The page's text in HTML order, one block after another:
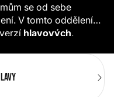
se od sebe
V tomto oddělení
hlavových,
vložek.